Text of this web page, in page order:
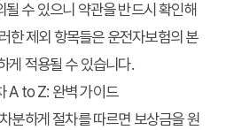
수 있으니 약관을 반드시 확인해
한 제외 항목들은 운전자보험의 본
게 적용될 수 있습니다.
A to Z: 완벽 가이드
분하게 절차를 따르면 보상금을 원